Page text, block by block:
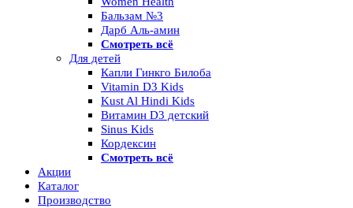
Бальзам №3
Дарб Аль-амин
Смотреть всё
Для детей
Капли Гинкго Билоба
Vitamin D3 Kids
Kust Al Hindi Kids
Витамин D3 детский
Sinus Kids
Кордексин
Смотреть всё
Акции
Каталог
Производство